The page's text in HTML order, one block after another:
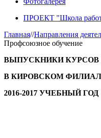
ПРОЕКТ "Школа
Главная//Направления
Профсоюзное обучение
ВЫПУСКНИКИ
В КИРОВСКОМ
2016-2017 УЧЕБНЫЙ ГОД